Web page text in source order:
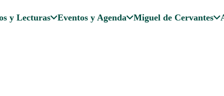
y Lecturas Eventos y Agenda Miguel de Cervantes